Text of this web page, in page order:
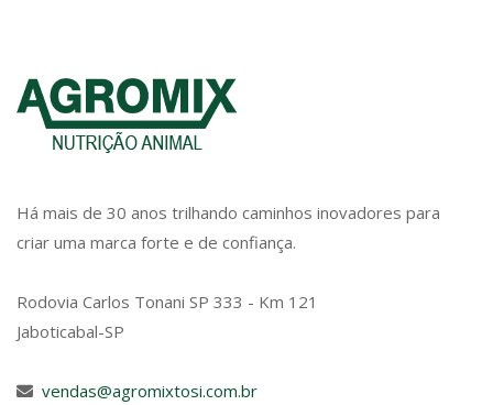
Há mais de 30 anos trilhando caminhos inovadores para
criar uma marca forte e de confiança.
Rodovia Carlos Tonani SP 333 - Km 121
Jaboticabal-SP
vendas@agromixtosi.com.br